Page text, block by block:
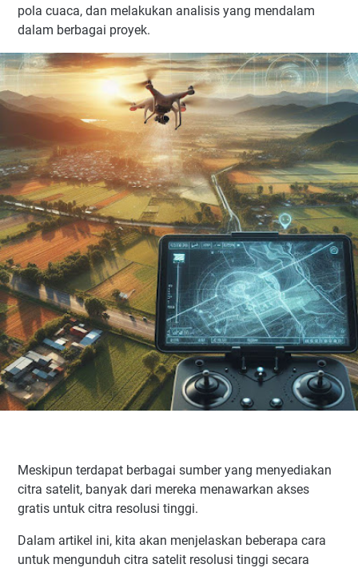
pola cuaca, dan melakukan analisis yang mendalam
dalam berbagai proyek.
Meskipun terdapat berbagai sumber yang menyediakan
citra satelit, banyak dari mereka menawarkan akses
gratis untuk citra resolusi tinggi.
Dalam artikel ini, kita akan menjelaskan beberapa cara
untuk mengunduh citra satelit resolusi tinggi secara